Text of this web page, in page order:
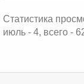
Статистика
июль - 4, всего -